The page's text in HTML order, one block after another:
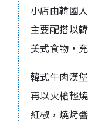
小店由韓國
主要配搭以
美式食物，
韓式牛肉漢
再以火槍輕
紅椒，燒烤